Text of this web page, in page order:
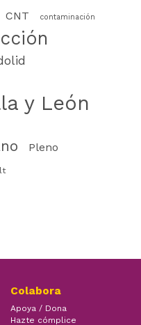
CNT contaminación
y León
Pleno
Colabora
Apoya / Dona
Hazte cómplice